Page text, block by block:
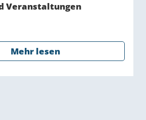
Veranstaltungen
Mehr lesen